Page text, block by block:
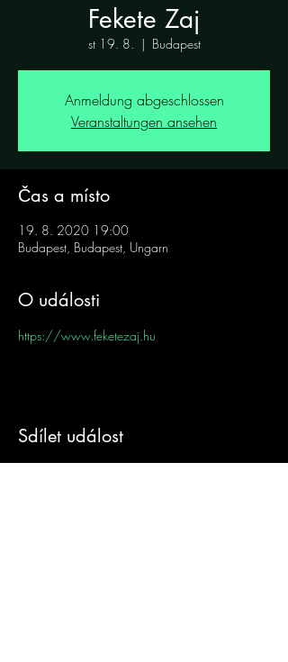
Fekete Zaj
st 19. 8.
  |
Budapest
Anmeldung abgeschlossen
Veranstaltungen ansehen
Čas a místo
19. 8. 2020 19:00
Budapest, Budapest, Ungarn
O události
https://www.feketezaj.hu
Sdílet událost